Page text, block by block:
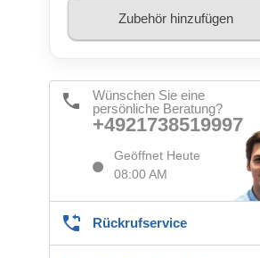
Zubehör hinzufügen
Wünschen Sie eine
persönliche Beratung?
+4921738519997
Geöffnet Heute
08:00 AM
Rückrufservice